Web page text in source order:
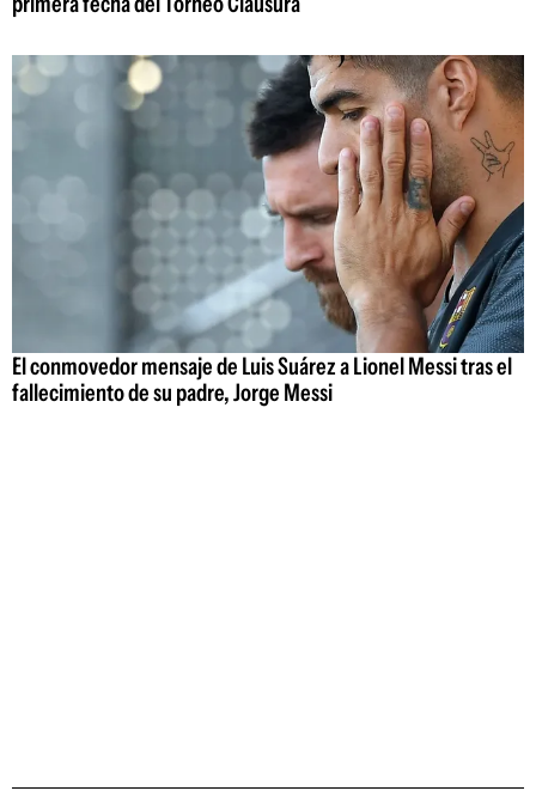
El conmovedor mensaje de Luis Suárez a Lionel Messi tras el
fallecimiento de su padre, Jorge Messi